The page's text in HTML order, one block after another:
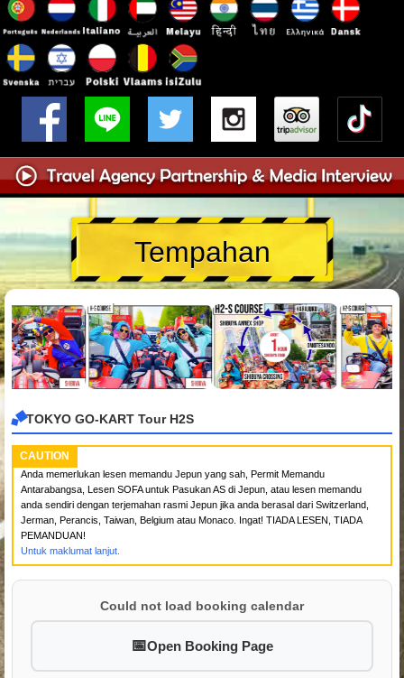
Tempahan
TOKYO GO-KART Tour H2S
CAUTION
Anda memerlukan lesen memandu Jepun yang sah, Permit Memandu
Antarabangsa, Lesen SOFA untuk Pasukan AS di Jepun, atau lesen memandu
anda sendiri dengan terjemahan rasmi Jepun jika anda berasal dari Switzerland,
Jerman, Perancis, Taiwan, Belgium atau Monaco. Ingat! TIADA LESEN, TIADA
PEMANDUAN!
Untuk maklumat lanjut.
Could not load booking calendar
Open Booking Page